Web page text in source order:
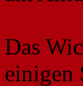
Das
einigen